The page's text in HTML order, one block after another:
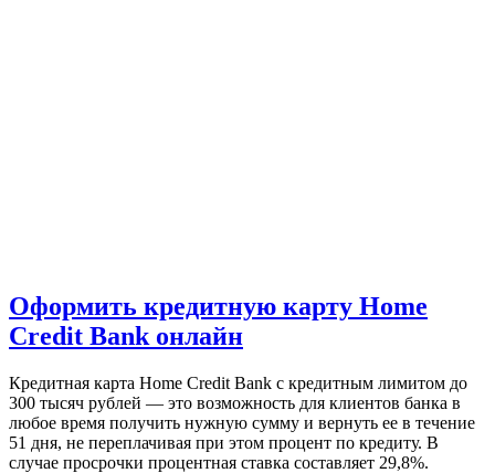
Оформить кредитную карту Home
Credit Bank онлайн
Кредитная карта Home Credit Bank с кредитным лимитом до
300 тысяч рублей — это возможность для клиентов банка в
любое время получить нужную сумму и вернуть ее в течение
51 дня, не переплачивая при этом процент по кредиту. В
случае просрочки процентная ставка составляет 29,8%.